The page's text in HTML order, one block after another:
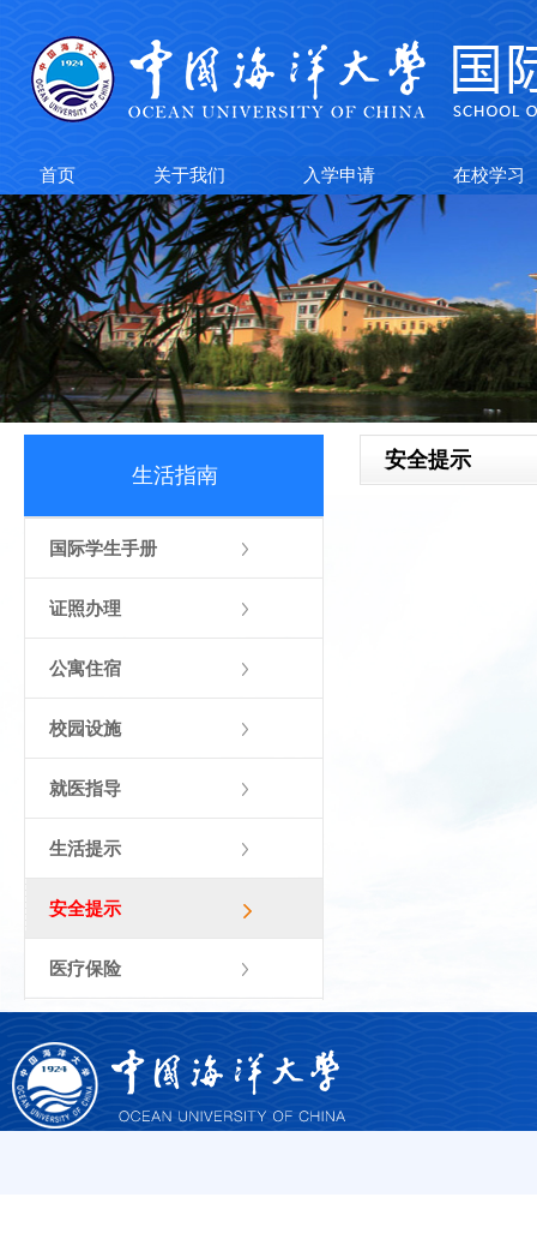
首页 关于我们 入学申请 在校学习
生活指南
国际学生手册
证照办理
公寓住宿
校园设施
就医指导
生活提示
安全提示
医疗保险
安全提示